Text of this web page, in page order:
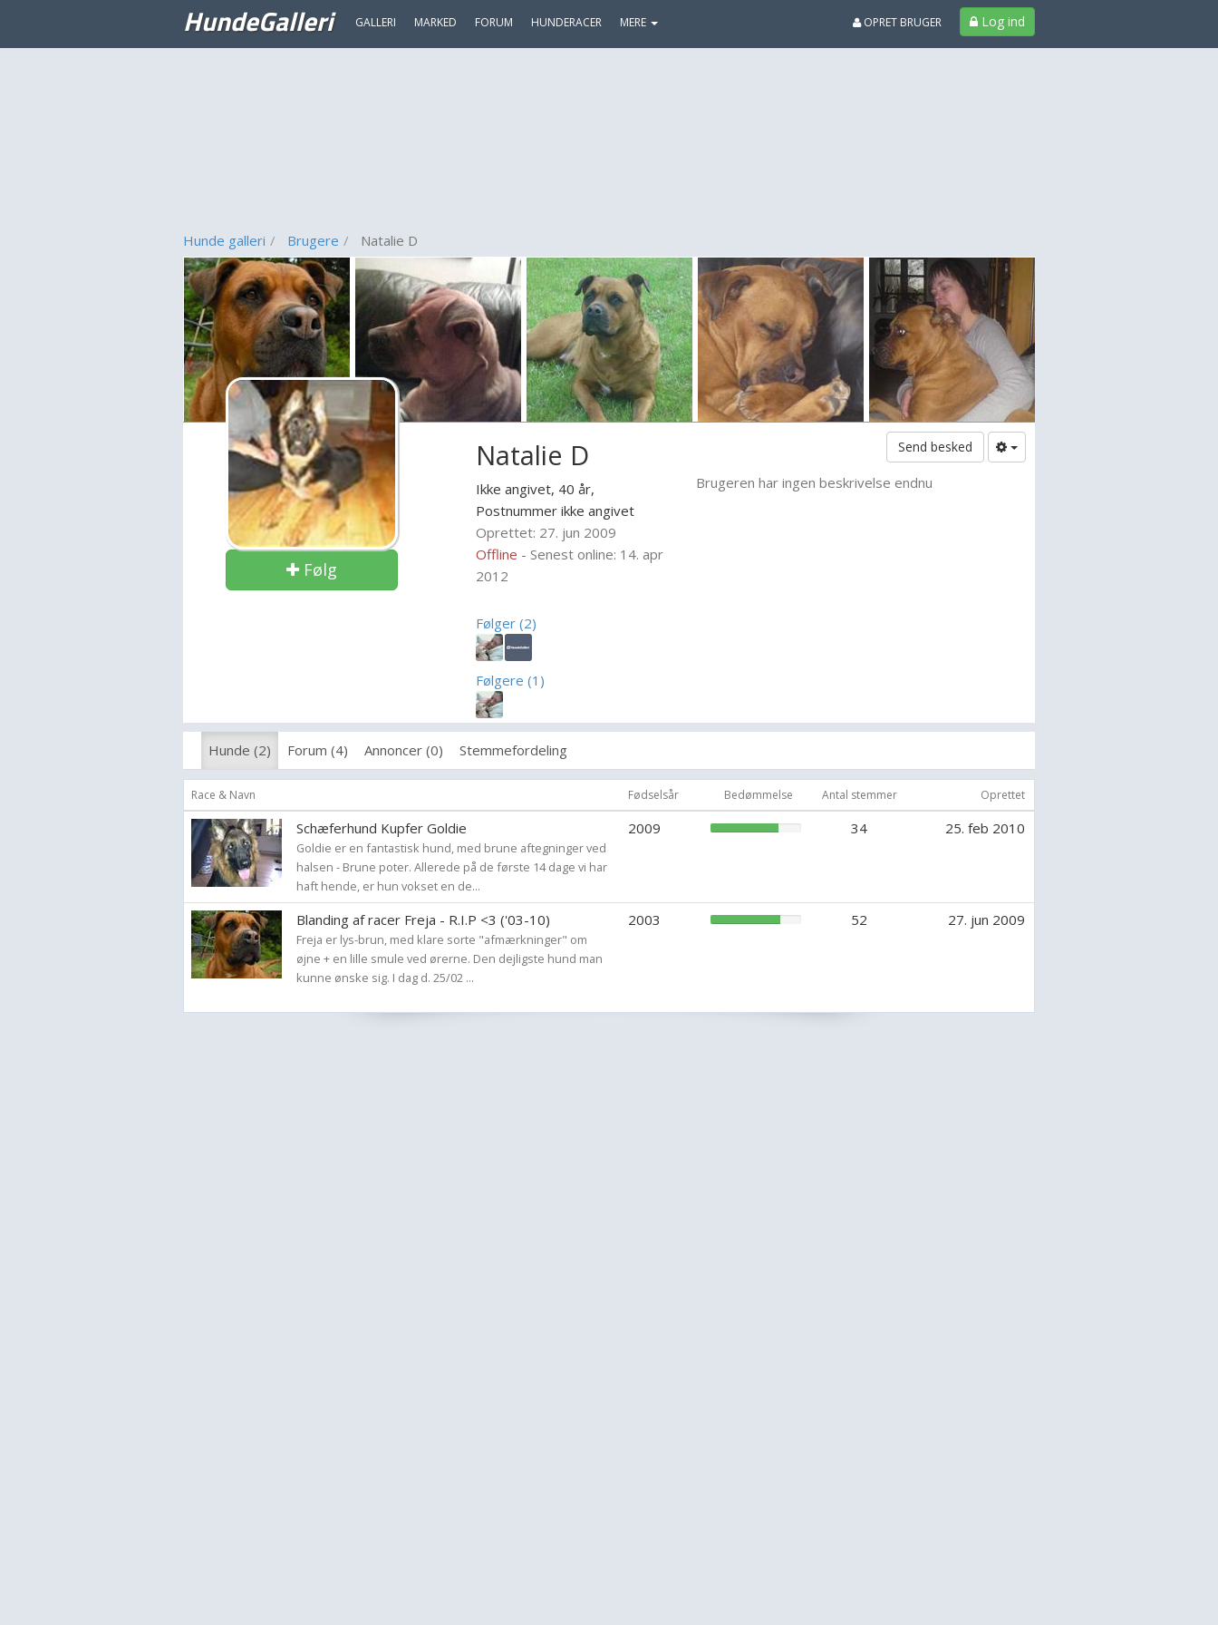
HundeGalleri GALLERI MARKED FORUM HUNDERACER MERE Log ind
OPRET BRUGER
Hunde galleri Brugere Natalie D
Følg
Natalie D
Ikke angivet, 40 år,
Postnummer ikke angivet
Oprettet: 27. jun 2009
Offline - Senest online: 14. apr
2012
Følger (2)
Følgere (1)
Send besked
Brugeren har ingen beskrivelse endnu
Hunde (2) Forum (4) Annoncer (0) Stemmefordeling
Race & Navn Fødselsår Bedømmelse Antal stemmer Oprettet
Schæferhund Kupfer Goldie
Goldie er en fantastisk hund, med brune aftegninger ved
halsen - Brune poter. Allerede på de første 14 dage vi har
haft hende, er hun vokset en de...
2009 34 25. feb 2010
Blanding af racer Freja - R.I.P <3 ('03-10)
Freja er lys-brun, med klare sorte "afmærkninger" om
øjne + en lille smule ved ørerne. Den dejligste hund man
kunne ønske sig. I dag d. 25/02 ...
2003 52 27. jun 2009